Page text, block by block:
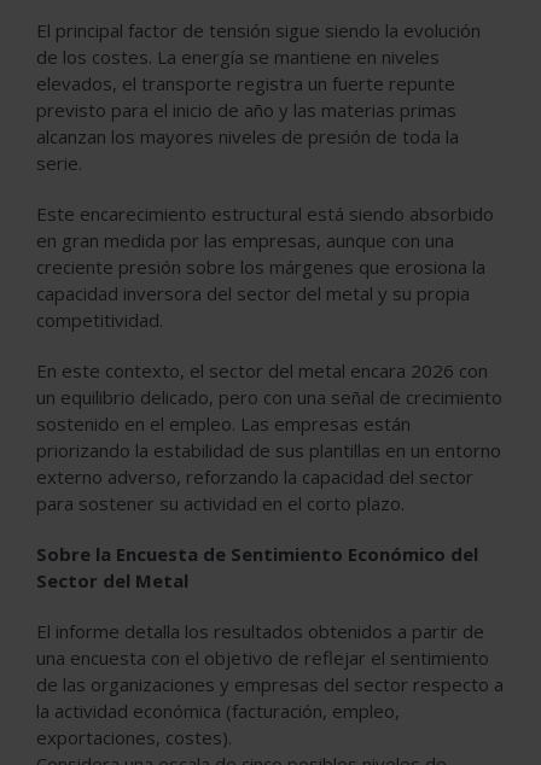
El principal factor de tensión sigue siendo la evolución
de los costes. La energía se mantiene en niveles
elevados, el transporte registra un fuerte repunte
previsto para el inicio de año y las materias primas
alcanzan los mayores niveles de presión de toda la
serie.
Este encarecimiento estructural está siendo absorbido
en gran medida por las empresas, aunque con una
creciente presión sobre los márgenes que erosiona la
capacidad inversora del sector del metal y su propia
competitividad.
En este contexto, el sector del metal encara 2026 con
un equilibrio delicado, pero con una señal de crecimiento
sostenido en el empleo. Las empresas están
priorizando la estabilidad de sus plantillas en un entorno
externo adverso, reforzando la capacidad del sector
para sostener su actividad en el corto plazo.
Sobre la Encuesta de Sentimiento Económico del
Sector del Metal
El informe detalla los resultados obtenidos a partir de
una encuesta con el objetivo de reflejar el sentimiento
de las organizaciones y empresas del sector respecto a
la actividad económica (facturación, empleo,
exportaciones, costes).